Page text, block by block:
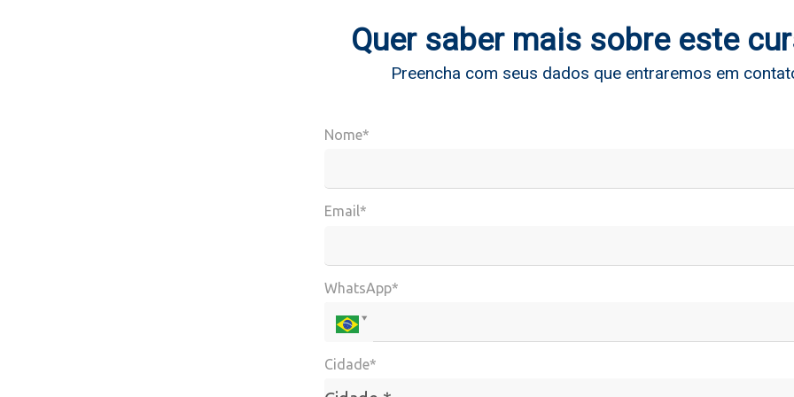
Quer saber mais sobre este
Preencha com seus dados que entraremos em
Nome*
Email*
WhatsApp*
Cidade*
Cidade*